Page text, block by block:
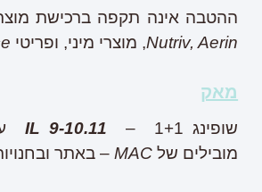
ההטבה אינה תקפה ברכישת
Nutriv, Aerin, מוצרי מיני, ופריטי .
מאק
שופינג IL 9-10.11
–
מובילים של MAC– באתר